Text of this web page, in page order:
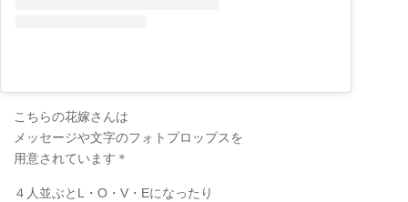
こちらの花嫁さんは
メッセージや文字のフォトプロップスを
用意されています＊
４人並ぶとL・O・V・Eになったり